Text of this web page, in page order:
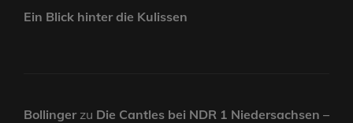
Ein Blick hinter die Kulissen
Bollingerzu Die Cantles bei NDR 1 Niedersachsen –